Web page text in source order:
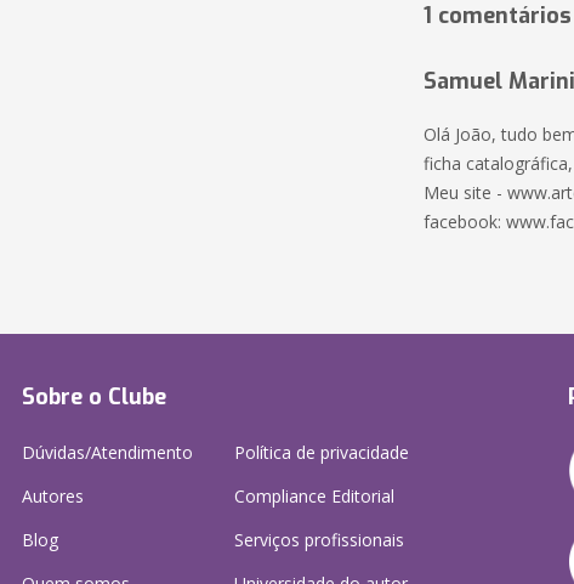
1 comentários
Samuel Marini
Olá João, tudo
ficha
Meu site -
facebook:
Sobre o Clube
Dúvidas/Atendimento
Autores
Blog
Política de privacidade
Compliance Editorial
Serviços profissionais